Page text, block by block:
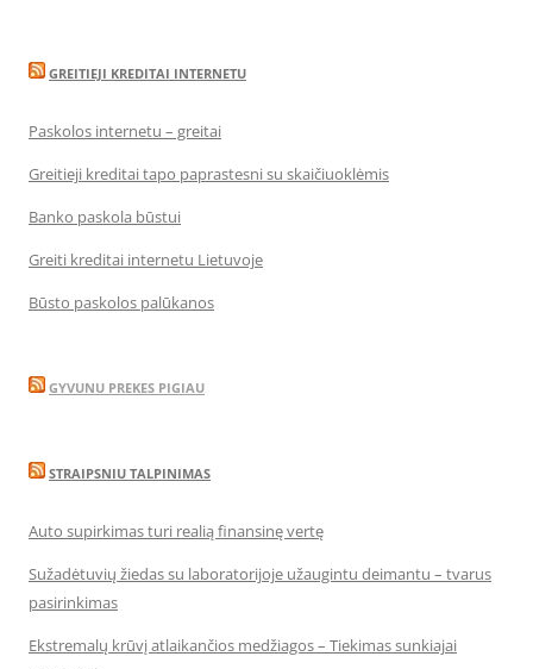
GREITIEJI KREDITAI INTERNETU
Paskolos internetu – greitai
Greitieji kreditai tapo paprastesni su skaičiuoklėmis
Banko paskola būstui
Greiti kreditai internetu Lietuvoje
Būsto paskolos palūkanos
GYVUNU PREKES PIGIAU
STRAIPSNIU TALPINIMAS
Auto supirkimas turi realią finansinę vertę
Sužadėtuvių žiedas su laboratorijoje užaugintu deimantu – tvarus
pasirinkimas
Ekstremalų krūvį atlaikančios medžiagos – Tiekimas sunkiajai